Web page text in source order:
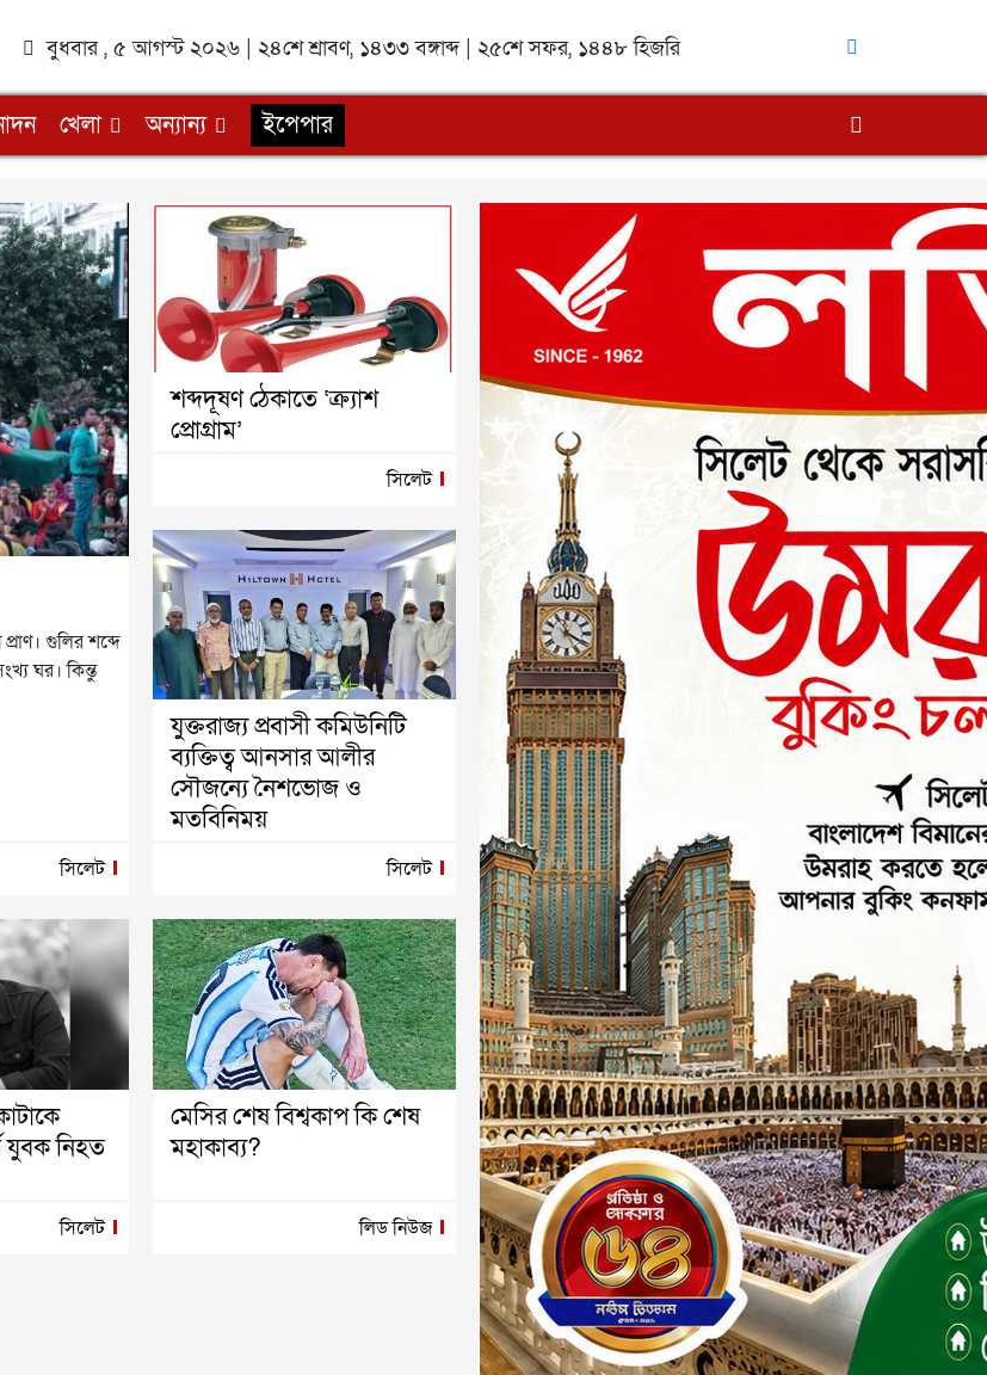
বুধবার , ৫ আগস্ট ২০২৬ | ২৪শে শ্রাবণ, ১৪৩৩ বঙ্গাব্দ | ২৫শে সফর, ১৪৪৮ হিজরি
খেলা অন্যান্য ইপেপার
গুলির শব্দে
ঘর। কিন্তু
সিলেট
শব্দদূষণ ঠেকাতে ‘ক্র্যাশ
প্রোগ্রাম’
সিলেট
যুক্তরাজ্য প্রবাসী কমিউনিটি
ব্যক্তিত্ব আনসার আলীর
সৌজন্যে নৈশভোজ ও
মতবিনিময়
সিলেট
যুবক নিহত
সিলেট
মেসির শেষ বিশ্বকাপ কি শেষ
মহাকাব্য?
লিড নিউজ